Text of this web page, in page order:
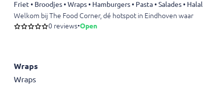
Friet • Broodjes • Wraps • Hamburgers • Pasta • Salades • Halal
Welkom bij The Food Corner, dé hotspot in Eindhoven waar
0 reviews•Open
Wraps
Wraps